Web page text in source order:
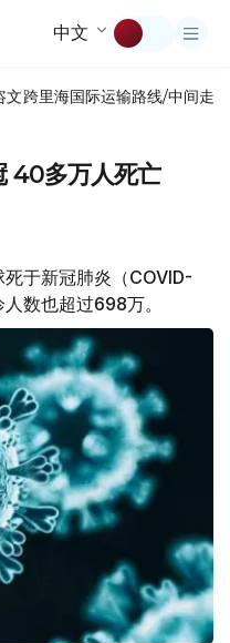
中文
文跨里海国际运输路线/中间走廊
40多万人死亡
于新冠肺炎（COVID-
数也超过698万。